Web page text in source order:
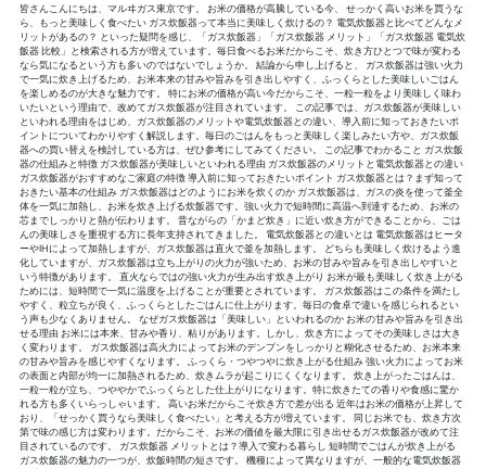
皆さんこんにちは、マルヰガス東京です。 お米の価格が高騰している今、 せっかく高いお米を買うな
ら、もっと美味しく食べたい ガス炊飯器って本当に美味しく炊けるの？ 電気炊飯器と比べてどんなメ
リットがあるの？ といった疑問を感じ、「ガス炊飯器」「ガス炊飯器 メリット」「ガス炊飯器 電気炊
飯器 比較」と検索される方が増えています。毎日食べるお米だからこそ、炊き方ひとつで味が変わる
なら気になるという方も多いのではないでしょうか。 結論から申し上げると、 ガス炊飯器は強い火力
で一気に炊き上げるため、お米本来の甘みや旨みを引き出しやすく、ふっくらとした美味しいごはん
を楽しめるのが大きな魅力です。 特にお米の価格が高い今だからこそ、一粒一粒をより美味しく味わ
いたいという理由で、改めてガス炊飯器が注目されています。 この記事では、ガス炊飯器が美味しい
といわれる理由をはじめ、ガス炊飯器のメリットや電気炊飯器との違い、導入前に知っておきたいポ
イントについてわかりやすく解説します。毎日のごはんをもっと美味しく楽しみたい方や、ガス炊飯
器への買い替えを検討している方は、ぜひ参考にしてみてください。 この記事でわかること ガス炊飯
器の仕組みと特徴 ガス炊飯器が美味しいといわれる理由 ガス炊飯器のメリットと電気炊飯器との違い
ガス炊飯器がおすすめなご家庭の特徴 導入前に知っておきたいポイント ガス炊飯器とは？まず知って
おきたい基本の仕組み ガス炊飯器はどのようにお米を炊くのか ガス炊飯器は、ガスの炎を使って釜全
体を一気に加熱し、お米を炊き上げる炊飯器です。強い火力で短時間に高温へ到達するため、お米の
芯までしっかりと熱が伝わります。 昔ながらの「かまど炊き」に近い炊き方ができることから、ごは
んの美味しさを重視する方に長年支持されてきました。 電気炊飯器との違いとは 電気炊飯器はヒータ
ーやIHによって加熱しますが、ガス炊飯器は直火で釜を加熱します。 どちらも美味しく炊けるよう進
化していますが、ガス炊飯器は立ち上がりの火力が強いため、お米の甘みや旨みを引き出しやすいと
いう特徴があります。 直火ならではの強い火力が生み出す炊き上がり お米が最も美味しく炊き上がる
ためには、短時間で一気に温度を上げることが重要とされています。 ガス炊飯器はこの条件を満たし
やすく、粒立ちが良く、ふっくらとしたごはんに仕上がります。毎日の食卓で違いを感じられるとい
う声も少なくありません。 なぜガス炊飯器は「美味しい」といわれるのか お米の甘みや旨みを引き出
せる理由 お米には本来、甘みや香り、粘りがあります。しかし、炊き方によってその美味しさは大き
く変わります。 ガス炊飯器は高火力によってお米のデンプンをしっかりと糊化させるため、お米本来
の甘みや旨みを感じやすくなります。 ふっくら・つやつやに炊き上がる仕組み 強い火力によってお米
の表面と内部が均一に加熱されるため、炊きムラが起こりにくくなります。 炊き上がったごはんは、
一粒一粒が立ち、つややかでふっくらとした仕上がりになります。特に炊きたての香りや食感に驚か
れる方も多くいらっしゃいます。 高いお米だからこそ炊き方で差が出る 近年はお米の価格が上昇して
おり、「せっかく買うなら美味しく食べたい」と考える方が増えています。 同じお米でも、炊き方次
第で味の感じ方は変わります。だからこそ、お米の価値を最大限に引き出せるガス炊飯器が改めて注
目されているのです。 ガス炊飯器 メリットとは？導入で変わる暮らし 短時間でごはんが炊き上がる
ガス炊飯器の魅力の一つが、炊飯時間の短さです。 機種によって異なりますが、一般的な電気炊飯器